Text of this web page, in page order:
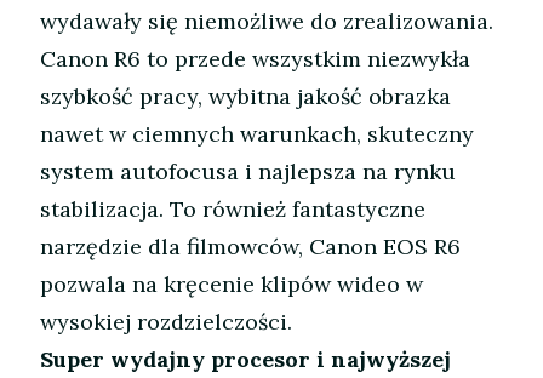
wydawały się niemożliwe do zrealizowania.
Canon R6 to przede wszystkim niezwykła
szybkość pracy, wybitna jakość obrazka
nawet w ciemnych warunkach, skuteczny
system autofocusa i najlepsza na rynku
stabilizacja. To również fantastyczne
narzędzie dla filmowców, Canon EOS R6
pozwala na kręcenie klipów wideo w
wysokiej rozdzielczości.
Super wydajny procesor i najwyższej